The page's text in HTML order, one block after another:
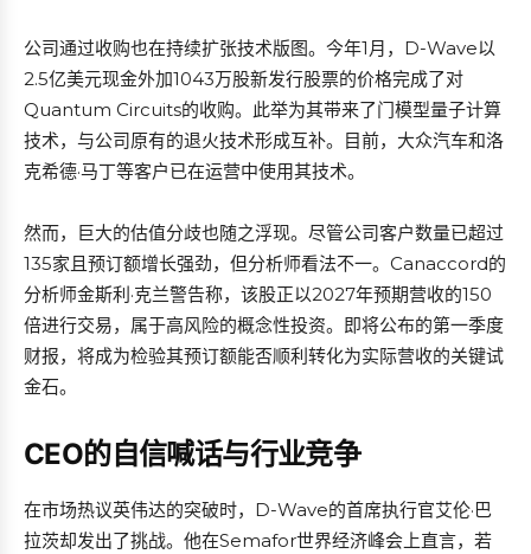
公司通过收购也在持续扩张技术版图。今年1月，D-Wave以
2.5亿美元现金外加1043万股新发行股票的价格完成了对
Quantum Circuits的收购。此举为其带来了门模型量子计算
技术，与公司原有的退火技术形成互补。目前，大众汽车和洛
克希德·马丁等客户已在运营中使用其技术。
然而，巨大的估值分歧也随之浮现。尽管公司客户数量已超过
135家且预订额增长强劲，但分析师看法不一。Canaccord的
分析师金斯利·克兰警告称，该股正以2027年预期营收的150
倍进行交易，属于高风险的概念性投资。即将公布的第一季度
财报，将成为检验其预订额能否顺利转化为实际营收的关键试
金石。
CEO的自信喊话与行业竞争
在市场热议英伟达的突破时，D-Wave的首席执行官艾伦·巴
拉茨却发出了挑战。他在Semafor世界经济峰会上直言，若